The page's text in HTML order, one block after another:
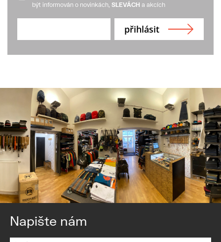
být informován o novinkách, SLEVÁCH a akcích
Napište nám